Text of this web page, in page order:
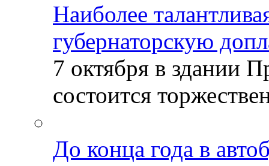
Наиболее
губернаторскую
7 октября в здании
состоится
До конца года в